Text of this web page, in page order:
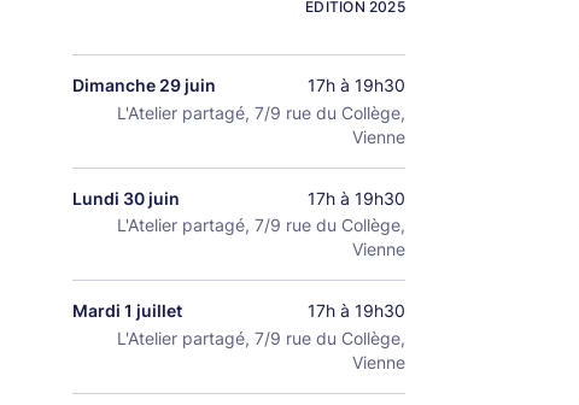
EDITION 2025
Dimanche 29 juin
17h à 19h30
L'Atelier partagé, 7/9 rue du Collège,
Vienne
Lundi 30 juin
17h à 19h30
L'Atelier partagé, 7/9 rue du Collège,
Vienne
Mardi 1 juillet
17h à 19h30
L'Atelier partagé, 7/9 rue du Collège,
Vienne